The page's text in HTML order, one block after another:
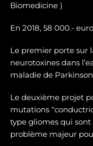
Biomedicine )
En 2018, 58 000.-
Le premier porte sur
neurotoxines dans
maladie de
Le deuxième projet
mutations
type gliomes qui sont
problème majeur